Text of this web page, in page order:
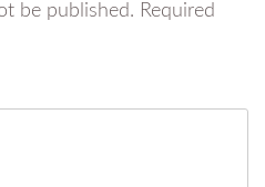
be published. Required